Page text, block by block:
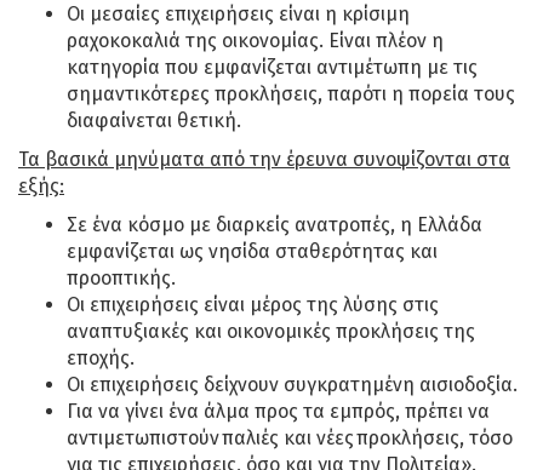
Οι μεσαίες επιχειρήσεις είναι η κρίσιμη
ραχοκοκαλιά της οικονομίας. Είναι πλέον η
κατηγορία που εμφανίζεται αντιμέτωπη με τις
σημαντικότερες προκλήσεις, παρότι η πορεία τους
διαφαίνεται θετική.
Τα βασικά μηνύματα από την έρευνα συνοψίζονται στα
εξής:
Σε ένα κόσμο με διαρκείς ανατροπές, η Ελλάδα
εμφανίζεται ως νησίδα σταθερότητας και
προοπτικής.
Οι επιχειρήσεις είναι μέρος της λύσης στις
αναπτυξιακές και οικονομικές προκλήσεις της
εποχής.
Οι επιχειρήσεις δείχνουν συγκρατημένη αισιοδοξία.
Για να γίνει ένα άλμα προς τα εμπρός, πρέπει να
αντιμετωπιστούν παλιές και νέες προκλήσεις, τόσο
για τις επιχειρήσεις, όσο και για την Πολιτεία».